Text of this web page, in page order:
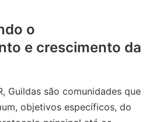
o
e crescimento da
Guildas são comunidades que
objetivos específicos, do